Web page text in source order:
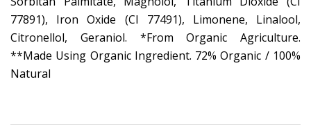
77891), Iron Oxide (CI 77491), Limonene, Linalool,
Citronellol, Geraniol. *From Organic Agriculture.
**Made Using Organic Ingredient. 72% Organic / 100%
Natural